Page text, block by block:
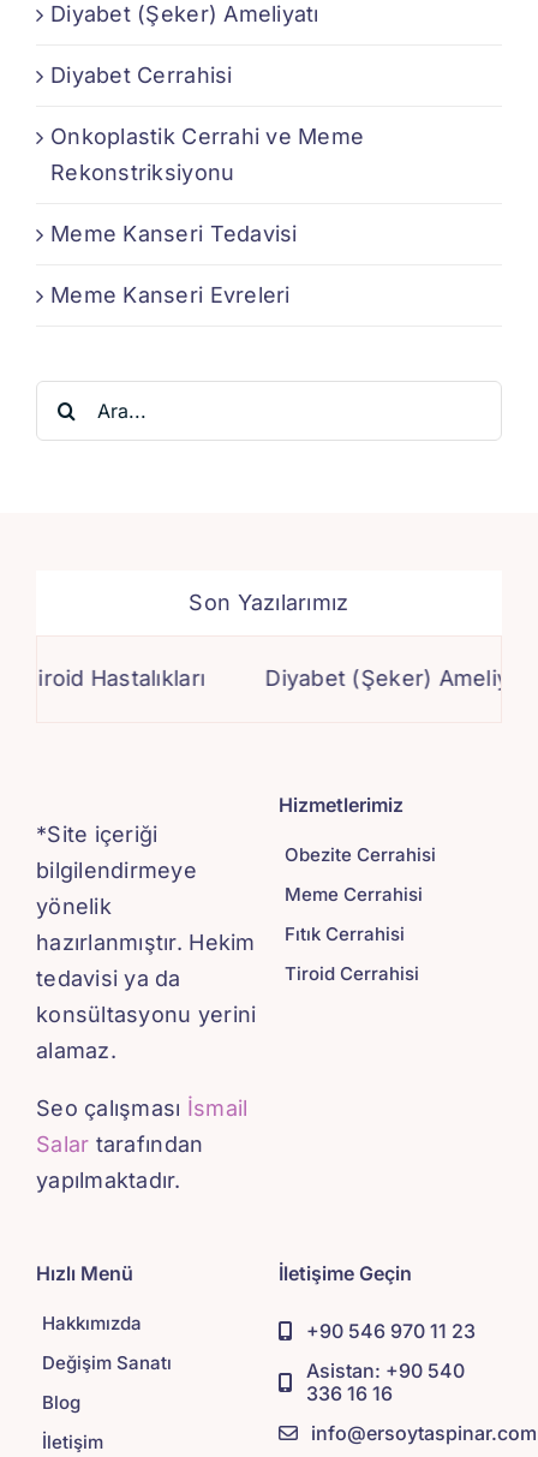
Diyabet (Şeker) Ameliyatı
Diyabet Cerrahisi
Onkoplastik Cerrahi ve Meme
Rekonstriksiyonu
Meme Kanseri Tedavisi
Meme Kanseri Evreleri
Ara:
Son Yazılarımız
Hastalıkları Diyabet (Şeker) Ameliyatı
*Site içeriği
bilgilendirmeye
yönelik
hazırlanmıştır. Hekim
tedavisi ya da
konsültasyonu yerini
alamaz.
Seo çalışması İsmail
Salar tarafından
yapılmaktadır.
Hizmetlerimiz
Obezite Cerrahisi
Meme Cerrahisi
Fıtık Cerrahisi
Tiroid Cerrahisi
Hızlı Menü
Hakkımızda
Değişim Sanatı
Blog
İletişim
İletişime Geçin
+90 546 970 11 23
Asistan: +90 540
336 16 16
info@ersoytaspinar.com